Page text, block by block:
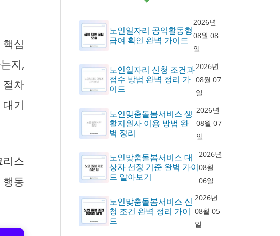
심
지,
절차
기
스
동
노인일자리 공익활동형
급여 확인 완벽 가이드
2026년
08월 08
일
노인일자리 신청 조건과
접수 방법 완벽 정리 가
이드
2026년
08월 07
일
노인맞춤돌봄서비스 생
활지원사 이용 방법 완
벽 정리
2026년
08월 07
일
노인맞춤돌봄서비스 대
상자 선정 기준 완벽 가이
드 알아보기
2026년
08월
06일
노인맞춤돌봄서비스 신
청 조건 완벽 정리 가이
드
2026년
08월 05
일